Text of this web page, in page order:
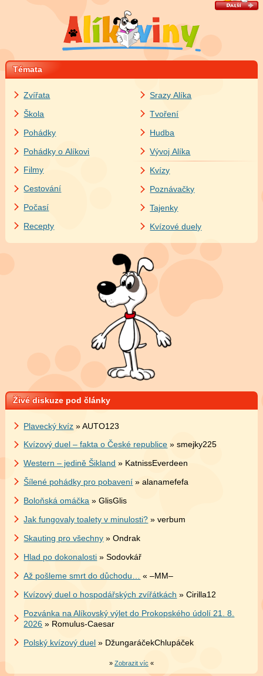
Témata
Zvířata
Škola
Pohádky
Pohádky o Alíkovi
Filmy
Cestování
Počasí
Recepty
Srazy Alíka
Tvoření
Hudba
Vývoj Alíka
Kvízy
Poznávačky
Tajenky
Kvízové duely
Živé diskuze pod články
Plavecký kvíz » AUTO123
Kvízový duel – fakta o České republice » smejky225
Western – jedině Šikland » KatnissEverdeen
Šílené pohádky pro pobavení » alanamefefa
Boloňská omáčka » GlisGlis
Jak fungovaly toalety v minulosti? » verbum
Skauting pro všechny » Ondrak
Hlad po dokonalosti » Sodovkář
Až pošleme smrt do důchodu… « –MM–
Kvízový duel o hospodářských zvířátkách » Cirilla12
Pozvánka na Alíkovský výlet do Prokopského údolí 21. 8.
2026 » Romulus-Caesar
Polský kvízový duel » DžungaráčekChlupáček
» Zobrazit víc «